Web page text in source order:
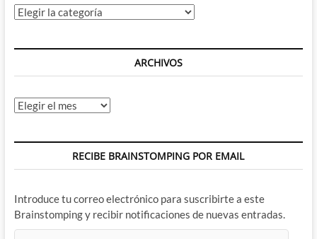
Categorías
ARCHIVOS
Archivos
RECIBE BRAINSTOMPING POR EMAIL
Introduce tu correo electrónico para suscribirte a este
Brainstomping y recibir notificaciones de nuevas entradas.